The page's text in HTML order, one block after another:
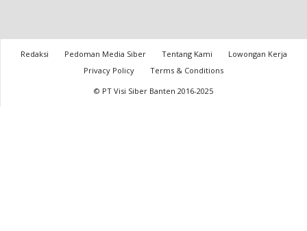
Redaksi Pedoman Media Siber Tentang Kami
Lowongan Kerja
Privacy Policy
Terms & Conditions
© PT Visi Siber Banten 2016-2025